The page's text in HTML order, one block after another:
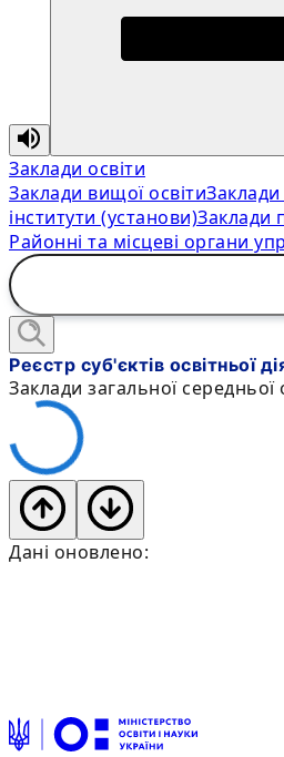
Заклади освіти
Заклади вищої освіти
інститути (установи)Заклади
Районні та місцеві органи
Реєстр суб'єктів освітньої
Заклади загальної середньої
Дані оновлено: